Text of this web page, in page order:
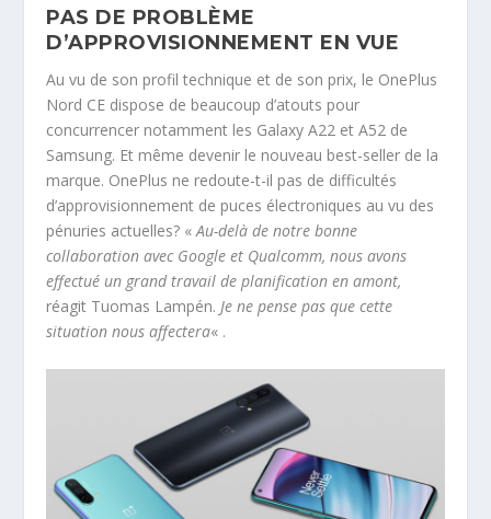
PAS DE PROBLÈME
D’APPROVISIONNEMENT EN VUE
Au vu de son profil technique et de son prix, le OnePlus
Nord CE dispose de beaucoup d’atouts pour
concurrencer notamment les Galaxy A22 et A52 de
Samsung. Et même devenir le nouveau best-seller de la
marque. OnePlus ne redoute-t-il pas de difficultés
d’approvisionnement de puces électroniques au vu des
pénuries actuelles? «Au-delà de notre bonne
collaboration avec Google et Qualcomm, nous avons
effectué un grand travail de planification en amont,
réagit Tuomas Lampén.Je ne pense pas que cette
situation nous affectera« .